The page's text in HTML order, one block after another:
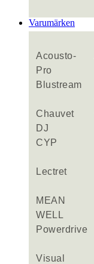
Varumärken
Acousto-
Pro
Blustream
Chauvet
DJ
CYP
Lectret
MEAN
WELL
Powerdrive
Visual